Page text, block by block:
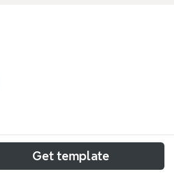
on suomalainen teollisuuden
hallintamalli, joka kattaa
Get template